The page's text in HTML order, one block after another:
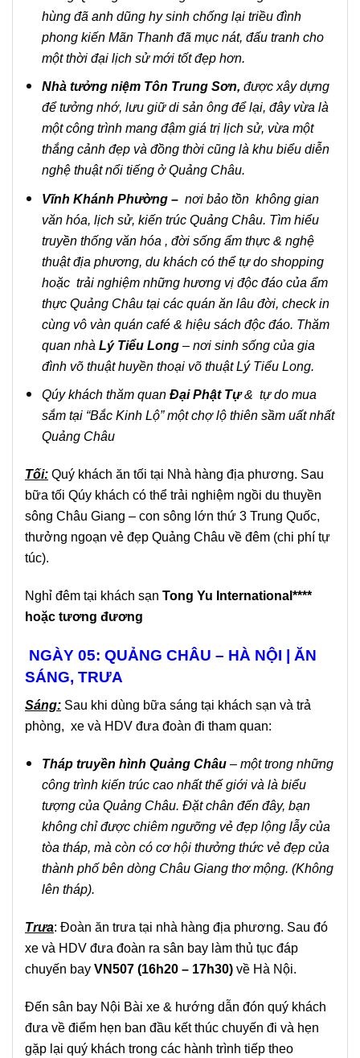
hùng đã anh dũng hy sinh chống lại triều đình
phong kiến Mãn Thanh đã mục nát, đấu tranh cho
một thời đại lịch sử mới tốt đẹp hơn.
Nhà tưởng niệm Tôn Trung Sơn, được xây dựng
để tưởng nhớ, lưu giữ di sản ông để lại, đây vừa là
một công trình mang đậm giá trị lịch sử, vừa một
thắng cảnh đẹp và đồng thời cũng là khu biểu diễn
nghệ thuật nổi tiếng ở Quảng Châu.
Vĩnh Khánh Phường – nơi bảo tồn không gian
văn hóa, lịch sử, kiến trúc Quảng Châu. Tìm hiểu
truyền thống văn hóa , đời sống ẩm thực & nghệ
thuật địa phương, du khách có thể tự do shopping
hoặc trải nghiệm những hương vị độc đáo của ẩm
thực Quảng Châu tại các quán ăn lâu đời, check in
cùng vô vàn quán café & hiệu sách độc đáo. Thăm
quan nhà Lý Tiểu Long– nơi sinh sống của gia
đình võ thuật huyền thoại võ thuật Lý Tiểu Long.
Qúy khách thăm quan Đại Phật Tự& tự do mua
sắm tại “Bắc Kinh Lộ” một chợ lộ thiên sầm uất nhất
Quảng Châu
Tối: Quý khách ăn tối tại Nhà hàng địa phương. Sau
bữa tối Qúy khách có thể trải nghiệm ngồi du thuyền
sông Châu Giang – con sông lớn thứ 3 Trung Quốc,
thưởng ngoạn vẻ đẹp Quảng Châu về đêm (chi phí tự
túc).
Nghỉ đêm tại khách sạn Tong Yu International****
hoặc tương đương
NGÀY 05: QUẢNG CHÂU – HÀ NỘI | ĂN
SÁNG, TRƯA
Sáng: Sau khi dùng bữa sáng tại khách sạn và trả
phòng, xe và HDV đưa đoàn đi tham quan:
Tháp truyền hình Quảng Châu– một trong những
công trình kiến trúc cao nhất thế giới và là biểu
tượng của Quảng Châu. Đặt chân đến đây, bạn
không chỉ được chiêm ngưỡng vẻ đẹp lộng lẫy của
tòa tháp, mà còn có cơ hội thưởng thức vẻ đẹp của
thành phố bên dòng Châu Giang thơ mộng. (Không
lên tháp).
Trưa: Đoàn ăn trưa tại nhà hàng địa phương. Sau đó
xe và HDV đưa đoàn ra sân bay làm thủ tục đáp
chuyến bay VN507 (16h20 – 17h30) về Hà Nội.
Đến sân bay Nội Bài xe & hướng dẫn đón quý khách
đưa về điểm hẹn ban đầu kết thúc chuyến đi và hẹn
gặp lại quý khách trong các hành trình tiếp theo